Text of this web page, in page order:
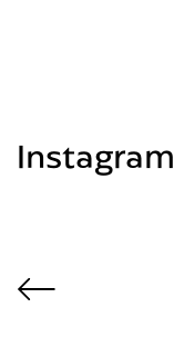
Instagram